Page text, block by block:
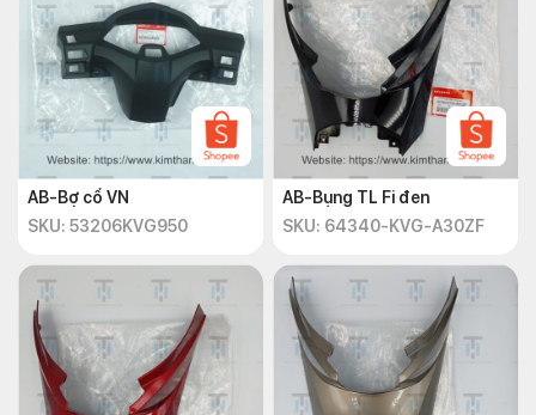
AB-Bợ cổ VN
SKU: 53206KVG950
AB-Bụng TL Fi đen
SKU: 64340-KVG-A30ZF